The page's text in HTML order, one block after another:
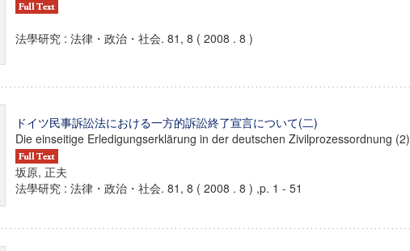
法學研究 : 法律・政治・社会. 81, 8 ( 2008 . 8 )
ドイツ民事訴訟法における一方的訴訟終了宣言について(二)
Die einseitige Erledigungserklärung in der deutschen Zivilprozessordnung (2)
坂原, 正夫
法學研究 : 法律・政治・社会. 81, 8 ( 2008 . 8 ) ,p. 1 - 51